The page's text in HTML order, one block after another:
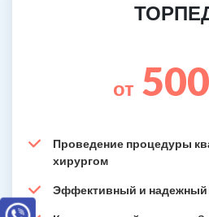
от
Проведение процедуры
хирургом
Эффективный и надежный